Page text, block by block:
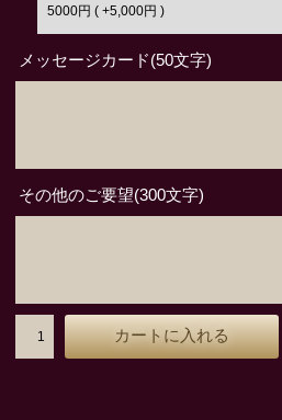
メッセージカード(50文字)
その他のご要望(300文字)